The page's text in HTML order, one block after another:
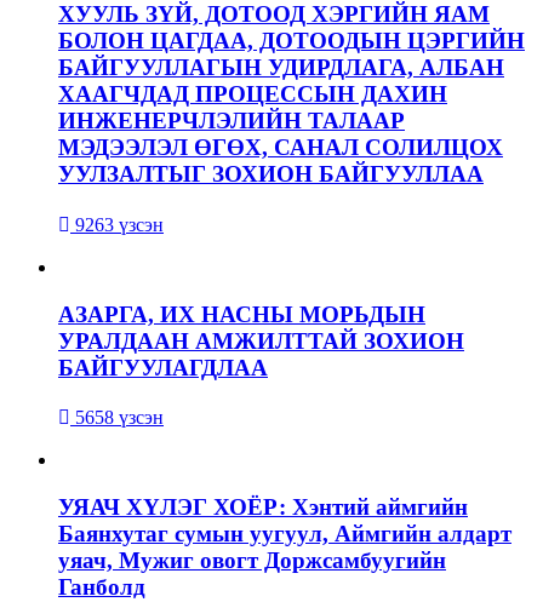
ХУУЛЬ ЗҮЙ, ДОТООД ХЭРГИЙН ЯАМ
БОЛОН ЦАГДАА, ДОТООДЫН ЦЭРГИЙН
БАЙГУУЛЛАГЫН УДИРДЛАГА, АЛБАН
ХААГЧДАД ПРОЦЕССЫН ДАХИН
ИНЖЕНЕРЧЛЭЛИЙН ТАЛААР
МЭДЭЭЛЭЛ ӨГӨХ, САНАЛ СОЛИЛЦОХ
УУЛЗАЛТЫГ ЗОХИОН БАЙГУУЛЛАА
9263 үзсэн
АЗАРГА, ИХ НАСНЫ МОРЬДЫН
УРАЛДААН АМЖИЛТТАЙ ЗОХИОН
БАЙГУУЛАГДЛАА
5658 үзсэн
УЯАЧ ХҮЛЭГ ХОЁР: Хэнтий аймгийн
Баянхутаг сумын уугуул, Аймгийн алдарт
уяач, Мужиг овогт Доржсамбуугийн
Ганболд